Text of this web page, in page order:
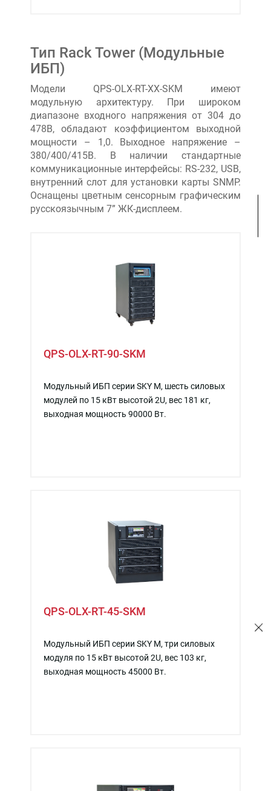
Тип Rack Tower (Модульные
ИБП)
Модели QPS-OLX-RT-XX-SKM имеют
модульную архитектуру. При широком
диапазоне входного напряжения от 304 до
478В, обладают коэффициентом выходной
мощности – 1,0. Выходное напряжение –
380/400/415В. В наличии стандартные
коммуникационные интерфейсы: RS-232, USB,
внутренний слот для установки карты SNMP.
Оснащены цветным сенсорным графическим
русскоязычным 7” ЖК-дисплеем.
QPS-OLX-RT-90-SKM
Модульный ИБП серии SKY M, шесть силовых
модулей по 15 кВт высотой 2U, вес 181 кг,
выходная мощность 90000 Вт.
QPS-OLX-RT-45-SKM
Модульный ИБП серии SKY M, три силовых
модуля по 15 кВт высотой 2U, вес 103 кг,
выходная мощность 45000 Вт.